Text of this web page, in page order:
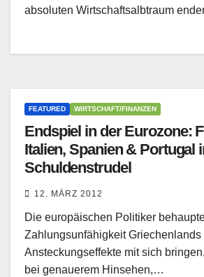
absoluten Wirtschaftsalbtraum
FEATURED WIRTSCHAFT/FINANZEN
Endspiel in der Eurozone:
Italien, Spanien & Portugal
Schuldenstrudel
12. MÄRZ 2012
Die europäischen Politiker
Zahlungsunfähigkeit
Ansteckungseffekte mit sich
bei genauerem Hinsehen,…